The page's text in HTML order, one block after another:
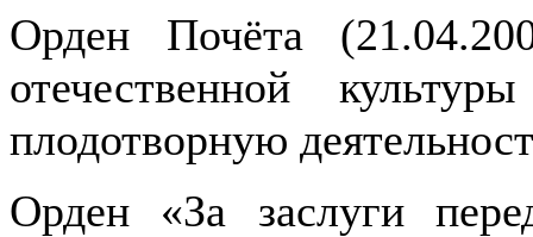
Орден Почёта
отечественной
плодотворную
Орден «За заслуги